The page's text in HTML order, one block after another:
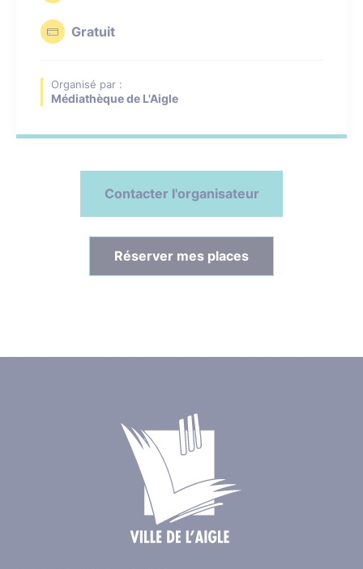
Gratuit
Organisé par :
Médiathèque de L'Aigle
Contacter l'organisateur
Réserver mes places